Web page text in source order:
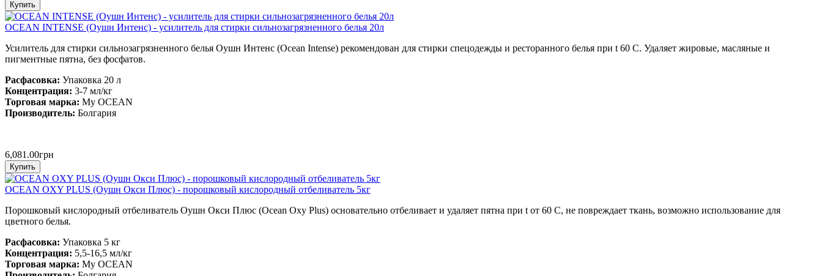
OCEAN INTENSE (Оушн Интенс) - усилитель для стирки сильнозагрязненного белья 20л
Усилитель для стирки сильнозагрязненного белья Оушн Интенс (Ocean Intense) рекомендован для стирки спецодежды и ресторанного белья при t 60 C. Удаляет жировые, масляные и
пигментные пятна, без фосфатов.
Расфасовка: Упаковка 20 л
Концентрация: 3-7 мл/кг
Торговая марка: My OCEAN
Производитель: Болгария
6,081.00грн
OCEAN OXY PLUS (Оушн Окси Плюс) - порошковый кислородный отбеливатель 5кг
Порошковый кислородный отбеливатель Оушн Окси Плюс (Ocean Oxy Plus) основательно отбеливает и удаляет пятна при t от 60 C, не повреждает ткань, возможно использование для
цветного белья.
Расфасовка: Упаковка 5 кг
Концентрация: 5,5-16,5 мл/кг
Торговая марка: My OCEAN